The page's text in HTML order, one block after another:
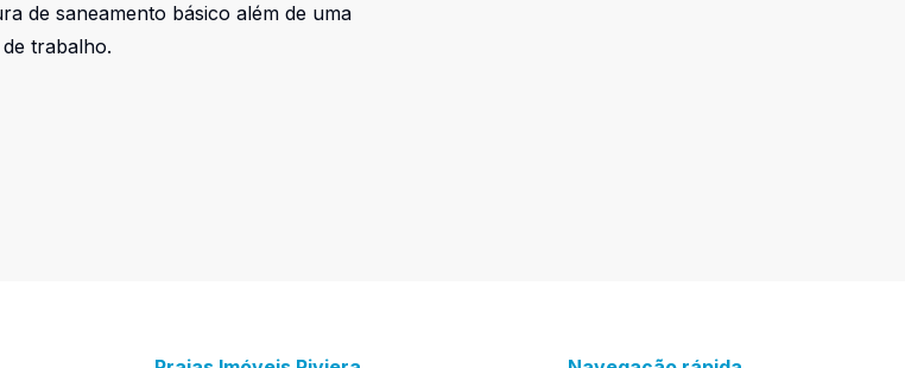
de saneamento básico além de uma
trabalho.